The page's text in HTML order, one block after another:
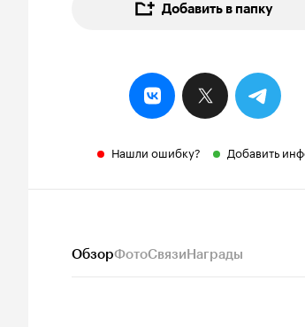
Добавить в папку
Нашли ошибку? Добавить
ОбзорФотоСвязиНаграды